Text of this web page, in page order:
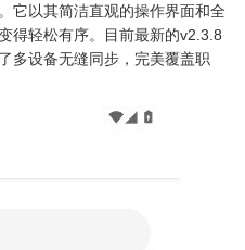
它以其简洁直观的操作界面和全
得轻松有序。目前最新的v2.3.8
多设备无缝同步，完美覆盖职